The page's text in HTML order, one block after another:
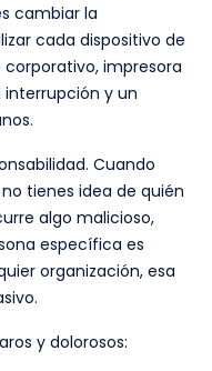
cambiar la
cada dispositivo de
impresora
interrupción y un
Cuando
tienes idea de quién
algo malicioso,
específica es
organización, esa
y dolorosos: